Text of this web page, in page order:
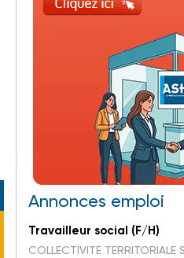
Annonces emploi
Travailleur social (F/H)
COLLECTIVITE TERRITORIALE